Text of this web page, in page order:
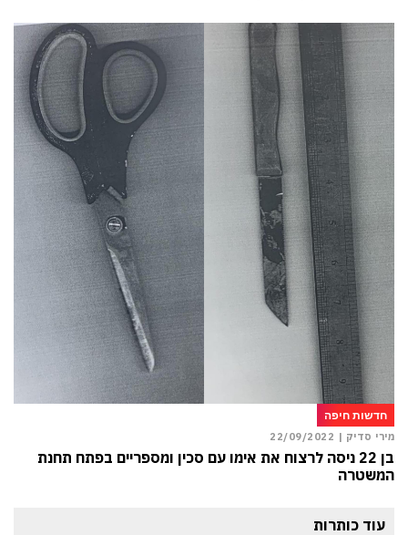
חדשות חיפה
מירי סדיק | 22/09/2022
בן 22 ניסה לרצוח את אימו עם סכין ומספריים בפתח תחנת
המשטרה
עוד כותרות